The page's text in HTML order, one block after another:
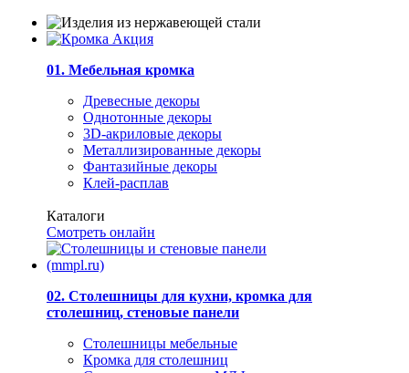
01. Мебельная кромка
Древесные декоры
Однотонные декоры
3D-акриловые декоры
Металлизированные декоры
Фантазийные декоры
Клей-расплав
Каталоги
Смотреть онлайн
02. Столешницы для кухни, кромка для
столешниц, стеновые панели
Столешницы мебельные
Кромка для столешниц